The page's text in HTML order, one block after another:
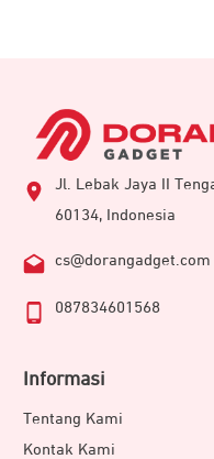
Jl. Lebak Jaya II
60134, Indonesia
cs@dorangadget.com
087834601568
Informasi
Tentang Kami
Kontak Kami